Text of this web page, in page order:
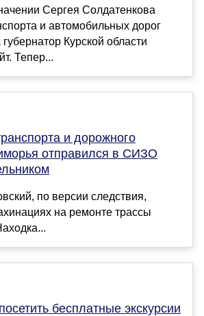
Сергея Солдатенкова
и автомобильных дорог
Курской области
Тепер...
и дорожного
отправился в СИЗО
по версии следствия,
на ремонте трассы
бесплатные экскурсии